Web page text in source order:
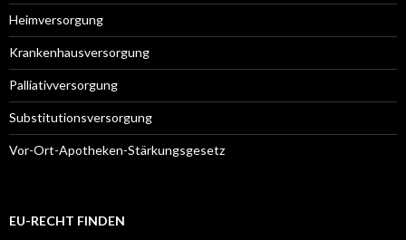
Heimversorgung
Krankenhausversorgung
Palliativversorgung
Substitutionsversorgung
Vor-Ort-Apotheken-Stärkungsgesetz
EU-RECHT FINDEN